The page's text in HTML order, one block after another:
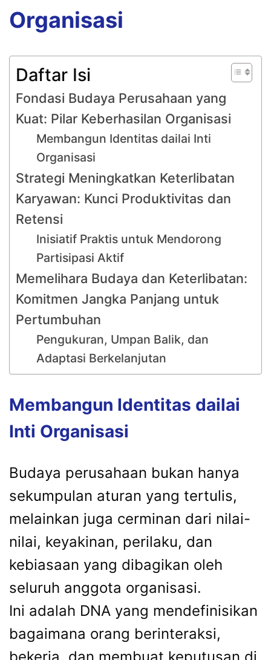
Organisasi
Daftar Isi
Fondasi Budaya Perusahaan yang
Kuat: Pilar Keberhasilan Organisasi
Membangun Identitas dailai Inti
Organisasi
Strategi Meningkatkan Keterlibatan
Karyawan: Kunci Produktivitas dan
Retensi
Inisiatif Praktis untuk Mendorong
Partisipasi Aktif
Memelihara Budaya dan Keterlibatan:
Komitmen Jangka Panjang untuk
Pertumbuhan
Pengukuran, Umpan Balik, dan
Adaptasi Berkelanjutan
Membangun Identitas dailai
Inti Organisasi
Budaya perusahaan bukan hanya
sekumpulan aturan yang tertulis,
melainkan juga cerminan dari nilai-
nilai, keyakinan, perilaku, dan
kebiasaan yang dibagikan oleh
seluruh anggota organisasi.
Ini adalah DNA yang mendefinisikan
bagaimana orang berinteraksi,